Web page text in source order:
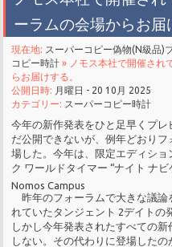
ーラムの会場からお届
現在地: スーパーコピー偽物(N級品)
コピー時計 » ノモス本社で開催され
らお届けする。
公開日時: 月曜日 - 20 10月 2025
カテゴリー: スーパーコピー時計
今年の新作発表をひと足早くプ
だ公開できないが、例年どおり
場した。今年は、限定エディシ
ク ワールドタイマー “ナイト ナ
Nomos Campus
昨年のフォーラムで大きな議論
れていたタンジェント 2デイトの
しかし今年発表されたすべての
しない。その代わりに登場した